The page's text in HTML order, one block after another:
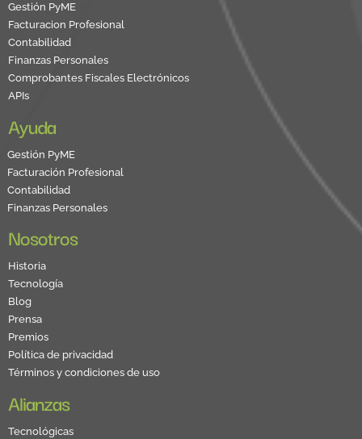
Gestión PyME
Facturacion Profesional
Contabilidad
Finanzas Personales
Comprobantes Fiscales Electrónicos
APIs
Ayuda
Gestión PyME
Facturación Profesional
Contabilidad
Finanzas Personales
Nosotros
Historia
Tecnología
Blog
Prensa
Premios
Política de privacidad
Términos y condiciones de uso
Alianzas
Tecnológicas